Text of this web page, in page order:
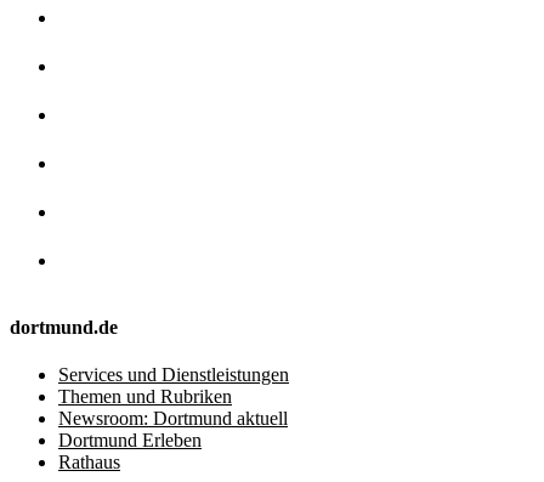
dortmund.de
Services und Dienstleistungen
Themen und Rubriken
Newsroom: Dortmund aktuell
Dortmund Erleben
Rathaus